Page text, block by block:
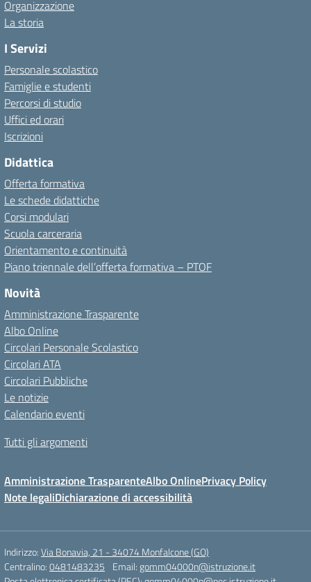
Organizzazione
La storia
I Servizi
Personale scolastico
Famiglie e studenti
Percorsi di studio
Uffici ed orari
Iscrizioni
Didattica
Offerta formativa
Le schede didattiche
Corsi modulari
Scuola carceraria
Orientamento e continuità
Piano triennale dell’offerta formativa – PTOF
Novità
Amministrazione Trasparente
Albo Online
Circolari Personale Scolastico
Circolari ATA
Circolari Pubbliche
Le notizie
Calendario eventi
Tutti gli argomenti
Amministrazione TrasparenteAlbo OnlinePrivacy Policy
Note legaliDichiarazione di accessibilità
Indirizzo:Via Bonavia, 21 - 34074 Monfalcone (GO)
Centralino:0481483235 Email: gomm04000n@istruzione.it